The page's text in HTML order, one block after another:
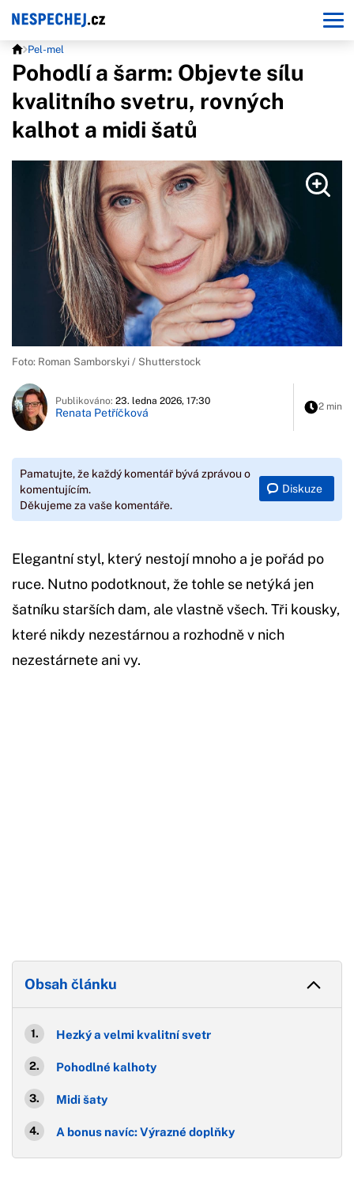
Pel-mel
Pohodlí a šarm: Objevte sílu
kvalitního svetru, rovných
kalhot a midi šatů
Foto: Roman Samborskyi / Shutterstock
Publikováno: 23. ledna 2026, 17:30
Renata Petříčková 2 min
Pamatujte, že každý komentář bývá zprávou o
komentujícím.
Děkujeme za vaše komentáře.
Diskuze
Elegantní styl, který nestojí mnoho a je pořád po
ruce. Nutno podotknout, že tohle se netýká jen
šatníku starších dam, ale vlastně všech. Tři kousky,
které nikdy nezestárnou a rozhodně v nich
nezestárnete ani vy.
Obsah článku
Hezký a velmi kvalitní svetr
Pohodlné kalhoty
Midi šaty
A bonus navíc: Výrazné doplňky